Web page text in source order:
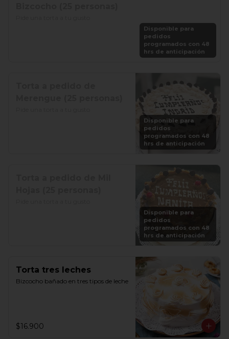
Disponible para
pedidos
programados con 48
hrs de anticipación
Disponible para
pedidos
programados con 48
hrs de anticipación
Disponible para
pedidos
programados con 48
hrs de anticipación
Torta tres leches
Bizcocho bañado en tres tipos de leche
$16.900